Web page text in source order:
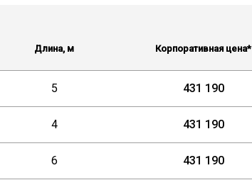
Длина, м Корпоративная цена*
5 431 190
4 431 190
6 431 190